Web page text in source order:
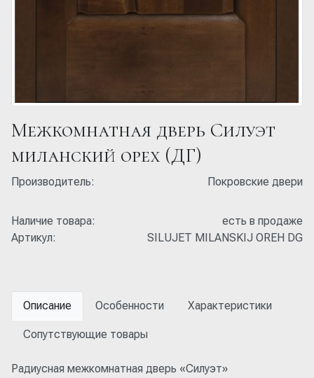
Межкомнатная дверь Силуэт
миланский орех (ДГ)
Производитель: Покровские двери
Наличие товара:
есть в продаже
Артикул:
SILUJET MILANSKIJ OREH DG
Описание Особенности Характеристики
Сопутствующие товары
Радиусная межкомнатная дверь «Силуэт»